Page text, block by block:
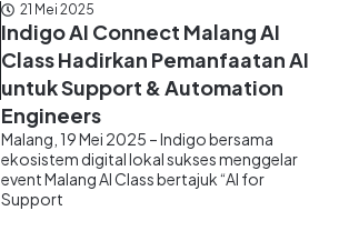
21 Mei 2025
Indigo AI Connect Malang AI
Class Hadirkan Pemanfaatan AI
untuk Support & Automation
Engineers
Malang, 19 Mei 2025 – Indigo bersama
ekosistem digital lokal sukses menggelar
event Malang AI Class bertajuk “AI for
Support